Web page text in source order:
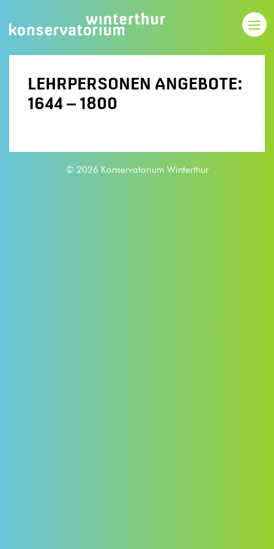
LEHRPERSONEN ANGEBOTE:
1644 – 1800
© 2026 Konservatorium Winterthur